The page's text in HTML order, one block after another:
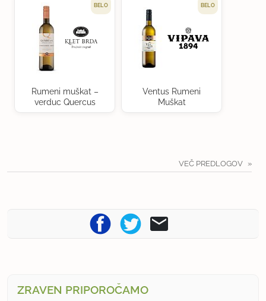
BELO
Rumeni muškat –
verduc Quercus
BELO
Ventus Rumeni
Muškat
VEČ PREDLOGOV
ZRAVEN PRIPOROČAMO